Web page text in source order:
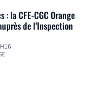
: la CFE-CGC Orange
de l’Inspection